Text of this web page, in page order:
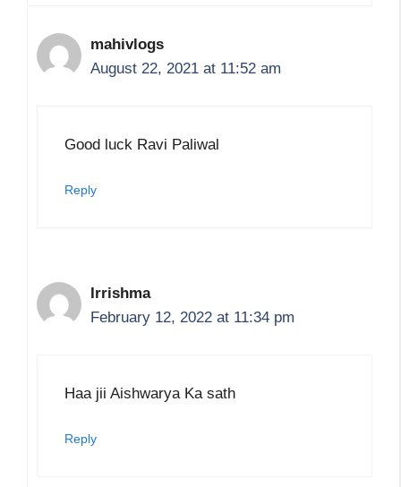
mahivlogs
August 22, 2021 at 11:52 am
Good luck Ravi Paliwal
Reply
Irrishma
February 12, 2022 at 11:34 pm
Haa jii Aishwarya Ka sath
Reply